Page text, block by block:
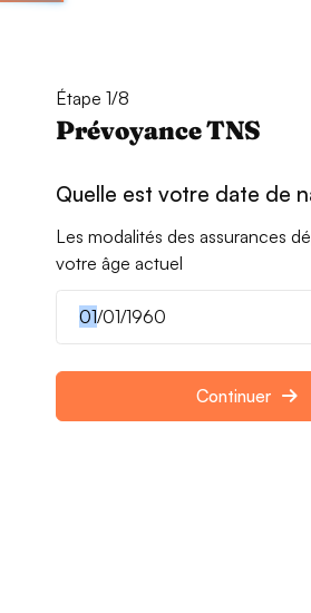
Étape 1/8
Prévoyance TNS
Quelle est votre date de
Les modalités des assurances
votre âge actuel
Continuer